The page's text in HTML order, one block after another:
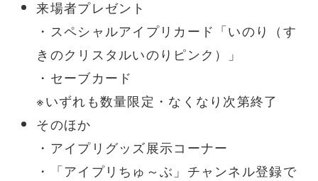
来場者プレゼント
・スペシャルアイプリカード「いのり（す
きのクリスタルいのりピンク）」
・セーブカード
※いずれも数量限定・なくなり次第終了
そのほか
・アイプリグッズ展示コーナー
・「アイプリちゅ～ぶ」チャンネル登録で